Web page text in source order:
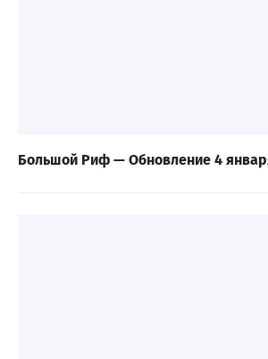
Большой Риф — Обновление 4